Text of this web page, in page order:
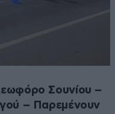
Σουνίου –
– Παρεμένουν